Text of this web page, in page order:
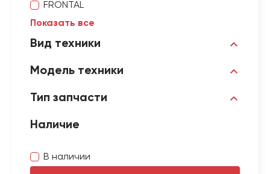
FRONTAL
Показать все
Вид техники
Модель техники
Тип запчасти
Наличие
В наличии